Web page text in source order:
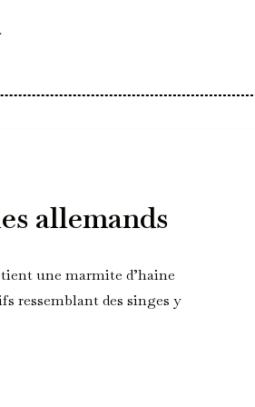
allemands
une marmite d’haine
ressemblant des singes y